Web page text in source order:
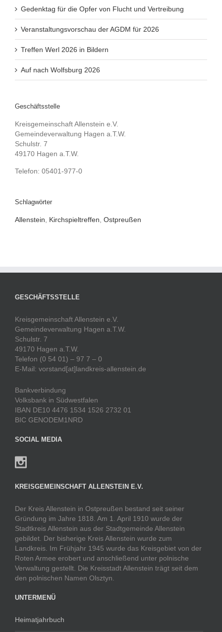
Gedenktag für die Opfer von Flucht und Vertreibung
Veranstaltungsvorschau der AGDM für 2026
Treffen Werl 2026 in Bildern
Auf nach Wolfsburg 2026
Geschäftsstelle
Kreisgemeinschaft Allenstein e.V.
Gemeindeverwaltung Hagen a.T.W.
Schulstr. 7
49170 Hagen a.T.W.
Telefon: 05401-977-0
Schlagwörter
Allenstein Kirchspieltreffen Ostpreußen
GESCHÄFTSSTELLE
Kreisgemeinschaft Allenstein e.V.
Gemeindeverwaltung Hagen a.T.W.
Schulstr. 7
49170 Hagen a.T.W.
Telefon (0 54 01) – 97 7 – 0
E-Mail: vorstand[at]landkreis-allenstein.de
Bankverbindung
Volksbank in Südwestfalen
IBAN DE10 4476 1534 1526 2732 01
BIC GENODEM1NRD
SOCIAL MEDIA
KREISGEMEINSCHAFT ALLENSTEIN E.V.
Der Kreis Allenstein in Ostpreußen bestand seit seiner
Gründung im Jahre 1818. Am 1. April 1910 wurde der
Stadtkreis Allenstein aus der Stadtgemeinde Allenstein
gebildet. Der bisherige Kreis Allenstein wurde zum
Landkreis. Im Frühjahr 1945 wurde das Kreisgebiet von der
Roten Armee erobert und anschließend unter polnische
Verwaltung gestellt. Die Kreisstadt Allenstein trägt seit dem
den polnischen Namen Olsztyn.
UNTERMENÜ
Heimatjahrbuch